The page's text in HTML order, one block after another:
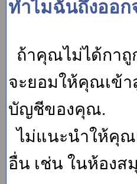
ทำไมฉันถึงออ
ถ้าคุณไม่ได้กาถู
จะยอมให้คุณเข้
บัญชีของคุณ.
ไม่แนะนำให้คุณ
อื่น เช่น ในห้องส